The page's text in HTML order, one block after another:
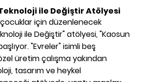
ile Değiştir Atölyesi
çocuklar için düzenlenecek
ile Değiştir" atölyesi, "Kaosun
"Evreler" isimli beş
üretim çalışma yakından
tasarım ve heykel